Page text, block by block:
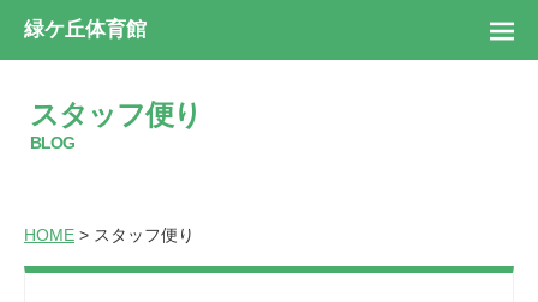
緑ケ丘体育館
スタッフ便り
BLOG
HOME > スタッフ便り